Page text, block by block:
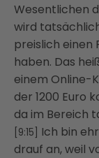
Wesentlichen
wird
preislich einen
haben. Das
einem Online-
der 1200 Euro
da im Bereich
[9:15]
Ich bin
drauf an, weil